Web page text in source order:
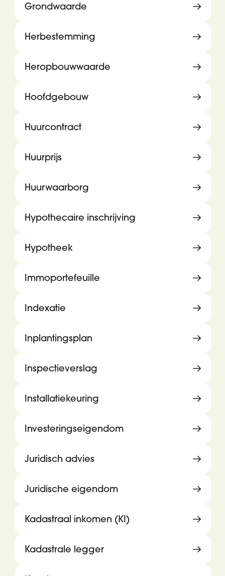
Grondwaarde
Herbestemming
Heropbouwwaarde
Hoofdgebouw
Huurcontract
Huurprijs
Huurwaarborg
Hypothecaire inschrijving
Hypotheek
Immoportefeuille
Indexatie
Inplantingsplan
Inspectieverslag
Installatiekeuring
Investeringseigendom
Juridisch advies
Juridische eigendom
Kadastraal inkomen (KI)
Kadastrale legger